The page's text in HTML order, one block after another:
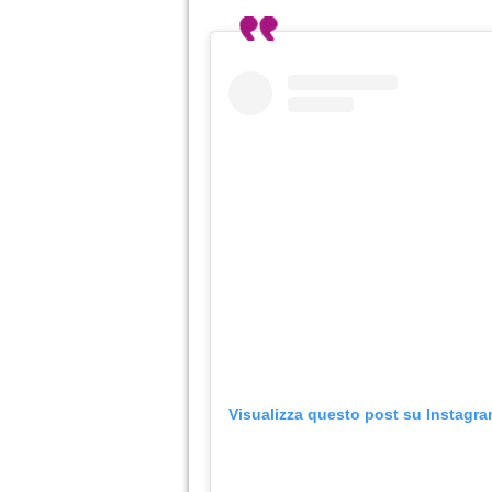
Visualizza questo post su